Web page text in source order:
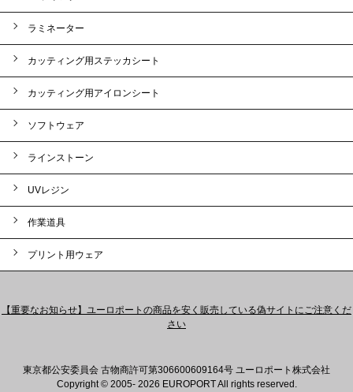
ラミネーター
カッティング用ステッカシート
カッティング用アイロンシート
ソフトウェア
ラインストーン
UVレジン
作業道具
プリント用ウェア
【重要なお知らせ】ユーロポートの商品を安く販売している偽サイトにご注意くだ
さい
東京都公安委員会 古物商許可第306600609164号 ユーロポート株式会社
Copyright © 2005- 2026 EUROPORT All rights reserved.